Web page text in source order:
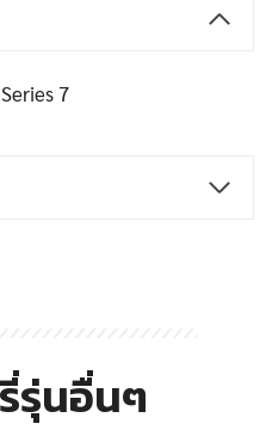
7
รุ่นอื่นๆ